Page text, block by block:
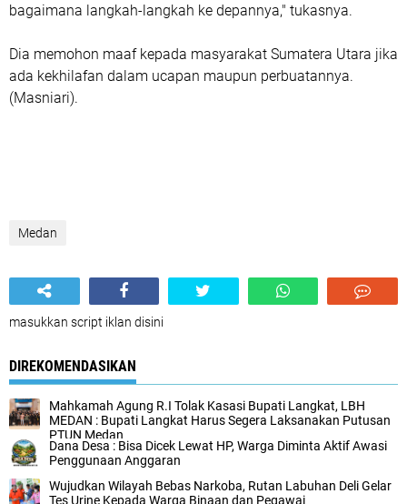
bagaimana langkah-langkah ke depannya," tukasnya.
Dia memohon maaf kepada masyarakat Sumatera Utara jika
ada kekhilafan dalam ucapan maupun perbuatannya.
(Masniari).
Medan
masukkan script iklan disini
DIREKOMENDASIKAN
Mahkamah Agung R.I Tolak Kasasi Bupati Langkat, LBH
MEDAN : Bupati Langkat Harus Segera Laksanakan Putusan
PTUN Medan
Dana Desa : Bisa Dicek Lewat HP, Warga Diminta Aktif Awasi
Penggunaan Anggaran
Wujudkan Wilayah Bebas Narkoba, Rutan Labuhan Deli Gelar
Tes Urine Kepada Warga Binaan dan Pegawai